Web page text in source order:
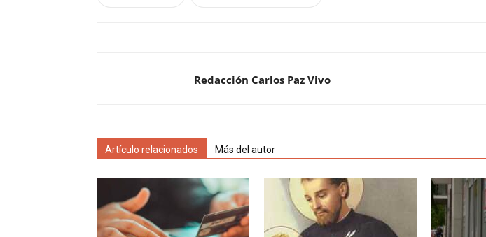
Redacción Carlos Paz Vivo
Artículo relacionados Más del autor